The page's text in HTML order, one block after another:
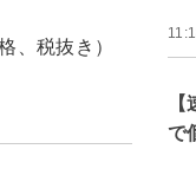
、税抜き）
で